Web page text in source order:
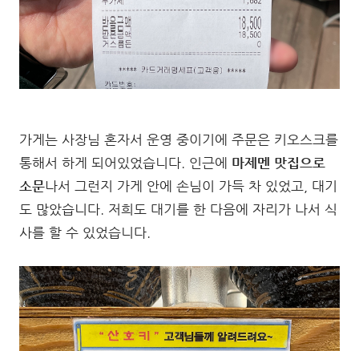
가게는 사장님 혼자서 운영 중이기에 주문은 키오스크를
통해서 하게 되어있었습니다. 인근에 마제멘 맛집으로
소문나서 그런지 가게 안에 손님이 가득 차 있었고, 대기
도 많았습니다. 저희도 대기를 한 다음에 자리가 나서 식
사를 할 수 있었습니다.